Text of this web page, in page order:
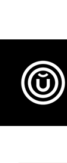
contenido